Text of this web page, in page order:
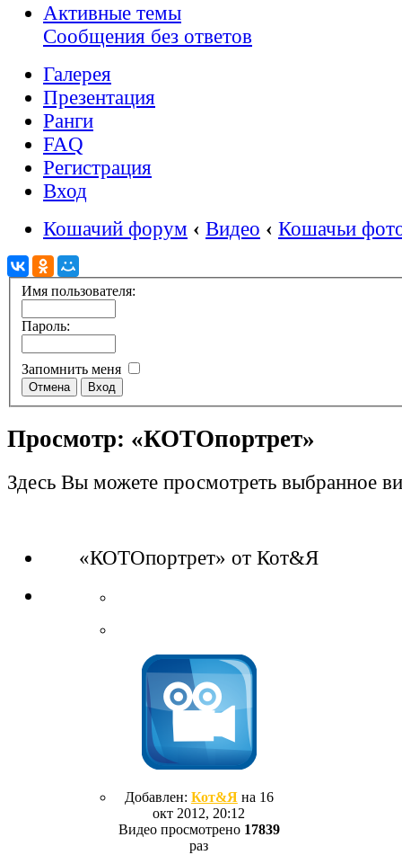
Активные темы
Сообщения без ответов
Галерея
Презентация
Ранги
FAQ
Регистрация
Вход
Кошачий форум ‹ Видео ‹ Кошачьи
Имя пользователя:
Пароль:
Запомнить меня
Просмотр: «КОТОпортрет»
Здесь Вы можете просмотреть выбранное
«КОТОпортрет» от Кот&Я
Добавлен: Кот&Яна 16
окт 2012, 20:12
Видео просмотрено 17839
раз